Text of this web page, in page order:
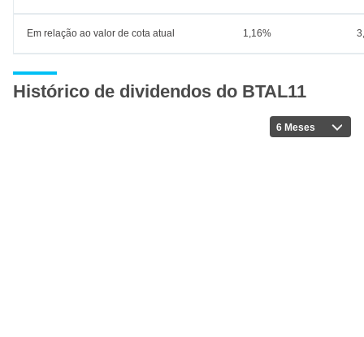
Em relação ao valor de cota atual 1,16%
Histórico de dividendos do BTAL11
6 Meses